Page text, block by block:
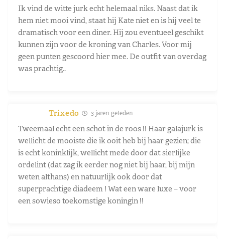
Ik vind de witte jurk echt helemaal niks. Naast dat ik
hem niet mooi vind, staat hij Kate niet en is hij veel te
dramatisch voor een diner. Hij zou eventueel geschikt
kunnen zijn voor de kroning van Charles. Voor mij
geen punten gescoord hier mee. De outfit van overdag
was prachtig..
Trixedo 3 jaren geleden
Tweemaal echt een schot in de roos !! Haar galajurk is
wellicht de mooiste die ik ooit heb bij haar gezien; die
is echt koninklijk, wellicht mede door dat sierlijke
ordelint (dat zag ik eerder nog niet bij haar, bij mijn
weten althans) en natuurlijk ook door dat
superprachtige diadeem ! Wat een ware luxe – voor
een sowieso toekomstige koningin !!